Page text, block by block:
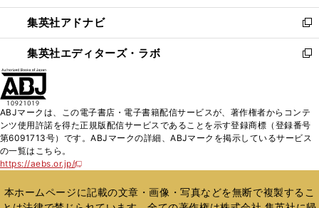
開
く
ウ
で
開
く
ン
ド
ウ
で
ウ
ィ
ン
ド
く
集英社アドナビ
新
し
い
ド
ウ
で
集英社エディターズ・ラボ
新
ィ
ン
ド
開
ABJマークは、この電子書店・電子書籍配信サービスが、著作権者からコンテ
ンツ使用許諾を得た正規版配信サービスであることを示す登録商標（登録番号
第6091713号）です。ABJマークの詳細、ABJマークを掲示しているサービス
の一覧はこちら。
https://aebs.or.jp/
新
い
ウ
本ホームページに記載の文章・画像・写真などを無断で複製するこ